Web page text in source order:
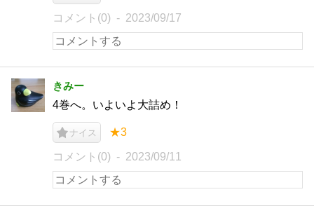
コメント(0) 2023/09/17
きみー
4巻へ。いよいよ大詰め！
ナイス ★3
コメント(0) 2023/09/11